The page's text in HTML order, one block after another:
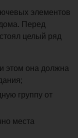
элементов
Перед
целый ряд
этом она должна
группу от
места